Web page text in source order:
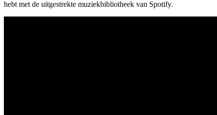
hebt met de uitgestrekte muziekbibliotheek van Spotify.